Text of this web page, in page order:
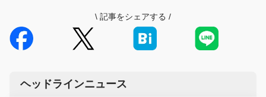
\ 記事をシェアする /
ヘッドラインニュース